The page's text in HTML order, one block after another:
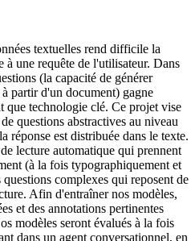
textuelles rend difficile la
à une requête de l'utilisateur. Dans
(la capacité de générer
partir d'un document) gagne
que technologie clé. Ce projet vise
questions abstractives au niveau
réponse est distribuée dans le texte.
lecture automatique qui prennent
(à la fois typographiquement et
complexes qui reposent de
Afin d'entraîner nos modèles,
et des annotations pertinentes
modèles seront évalués à la fois
dans un agent conversationnel, en